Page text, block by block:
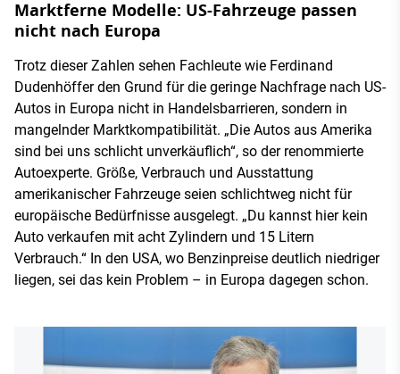
Marktferne Modelle: US-Fahrzeuge passen
nicht nach Europa
Trotz dieser Zahlen sehen Fachleute wie Ferdinand
Dudenhöffer den Grund für die geringe Nachfrage nach US-
Autos in Europa nicht in Handelsbarrieren, sondern in
mangelnder Marktkompatibilität. „Die Autos aus Amerika
sind bei uns schlicht unverkäuflich“, so der renommierte
Autoexperte. Größe, Verbrauch und Ausstattung
amerikanischer Fahrzeuge seien schlichtweg nicht für
europäische Bedürfnisse ausgelegt. „Du kannst hier kein
Auto verkaufen mit acht Zylindern und 15 Litern
Verbrauch.“ In den USA, wo Benzinpreise deutlich niedriger
liegen, sei das kein Problem – in Europa dagegen schon.